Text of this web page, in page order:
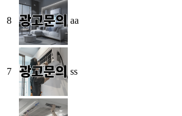
8 aa
7 ss